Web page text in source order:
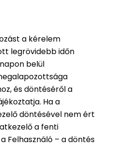
a kérelem
legrövidebb időn
belül
és döntéséről a
Ha a
döntésével nem ért
a fenti
Felhasználó – a döntés